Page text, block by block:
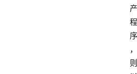
产
程
序
，
则